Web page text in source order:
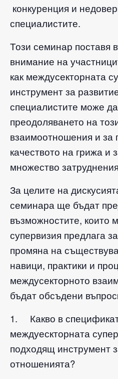
конкуренция и
специалистите.
Този семинар поставя
внимание на
как междусекторната
инструмент за
специалистите може
преодоляването на
взаимоотношения и за
качеството на грижа и
множество
За целите на
семинара ще бъдат
възможностите, които
супервизия предлага
промяна на
навици, практики и
междусекторното
бъдат обсъдени
1. Какво в
междуескторната
подходящ инструмент
отношенията?